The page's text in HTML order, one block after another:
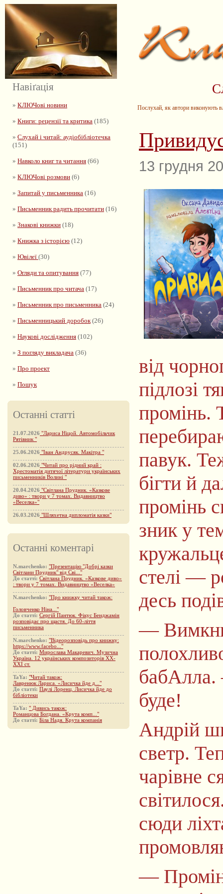
Навіґація
» КЛЮЧові новини
» Книги: рецензії та критика (185)
» Слухай і читай: аудіобібліотечка
(151)
» Навколо книг та читання (66)
» КЛЮЧові розмови (6)
» Запитай у письменника (16)
» Письменник радить прочитати (16)
» Знакові книжки (18)
» Книжка з історією (12)
» Ювілеї (30)
» Огляди та опитування (77)
» Письменник про читача (17)
» Письменник про письменника (24)
» Письменницький доробок(26)
» Наукові дослідження (102)
» З погляду викладача (36)
» Про проект
» Пошук
Останні статті
21.07.2026 "Лариса Ніцой. Автомобільчик
Рятівник "
25.06.2026 "Іван Андрусяк. Макітра "
02.06.2026 "Читай про рідний край :
Хрестоматія дитячої літератури українських
письменників Волині "
20.04.2026 "Світлана Прудник. «Казкове
диво» : твори у 7 томах. Видавництво
«Веселка»"
26.03.2026 "Шляхетна дипломатія казки"
Останні коментарі
N.marchenko: "Презентацію "Добрі казки
Світлани Прудник" від Сві..."
До статті: Світлана Прудник. «Казкове диво»
: твори у 7 томах. Видавництво «Веселка»
N.marchenko: "Про книжку читай також:
Головченко Ніна..."
До статті: Сергій Пантюк. Фікус Бенджамін
розповідає про щастя. До 60-ліття
письменника
N.marchenko: "Відеорозповідь про книжку:
https://www.facebo..."
До статті: Мирослава Макаревич. Музична
Україна. 12 українських композиторів XX-
XXI ст.
TaYa: "Читай також:
Лавренюк Лариса. «Лисичка йде д..."
До статті: Паулі Лоренц. Лисичка йде до
бібліотеки
TaYa: " Дивись також:
Романцова Богдана. «Крута комп..."
До статті: Біла Надя. Крута компанія
Послухай, як автори виконують
13 грудня
від
підлозі
промінь.
павук.
бігти й
промінь
зник у
стелі —
десь
—
буде!
Андрій
светр.
чарівне
сюди
—